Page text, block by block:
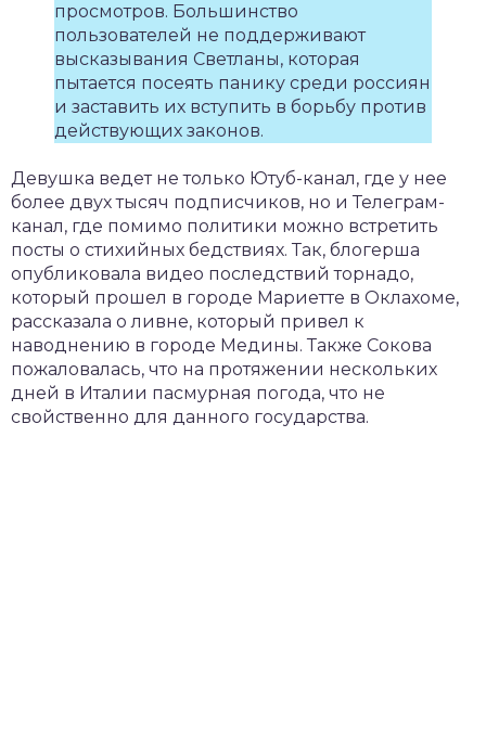
просмотров. Большинство
пользователей не поддерживают
высказывания Светланы, которая
пытается посеять панику среди россиян
и заставить их вступить в борьбу против
действующих законов.
Девушка ведет не только Ютуб-канал, где у нее
более двух тысяч подписчиков, но и Телеграм-
канал, где помимо политики можно встретить
посты о стихийных бедствиях. Так, блогерша
опубликовала видео последствий торнадо,
который прошел в городе Мариетте в Оклахоме,
рассказала о ливне, который привел к
наводнению в городе Медины. Также Сокова
пожаловалась, что на протяжении нескольких
дней в Италии пасмурная погода, что не
свойственно для данного государства.